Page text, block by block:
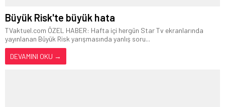
Büyük Risk'te büyük hata
TVaktuel.com ÖZEL HABER: Hafta içi hergün Star Tv ekranlarında
yayınlanan Büyük Risk yarışmasında yanlış soru...
DEVAMINI OKU →